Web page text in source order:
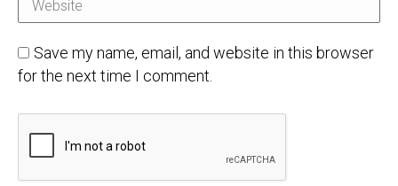
Save my name, email, and website in this browser
for the next time I comment.